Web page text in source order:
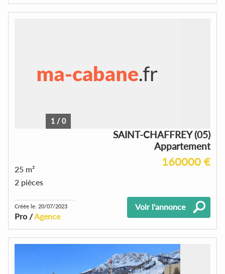
1 /0
SAINT-CHAFFREY (05)
Appartement
160000 €
25 m²
2 pièces
Créée le: 20/07/2023
Pro /Agence
Voir l'annonce